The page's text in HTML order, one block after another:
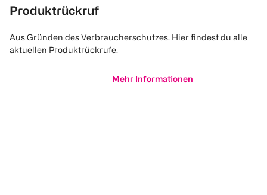
Produktrückruf
Aus Gründen des Verbraucherschutzes. Hier findest du alle
aktuellen Produktrückrufe.
Mehr Informationen